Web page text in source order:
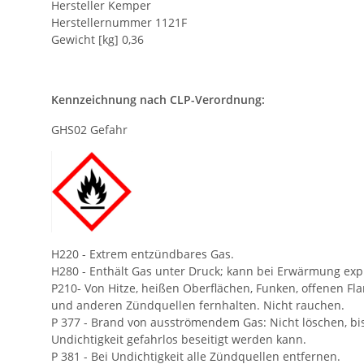
Hersteller Kemper
Herstellernummer 1121F
Gewicht [kg] 0,36
Kennzeichnung nach CLP-Verordnung:
GHS02 Gefahr
H220 - Extrem entzündbares Gas.
H280 - Enthält Gas unter Druck; kann bei Erwärmung
P210- Von Hitze, heißen Oberflächen, Funken, offenen
und anderen Zündquellen fernhalten. Nicht rauchen.
P 377 - Brand von ausströmendem Gas: Nicht löschen,
Undichtigkeit gefahrlos beseitigt werden kann.
P 381 - Bei Undichtigkeit alle Zündquellen entfernen.